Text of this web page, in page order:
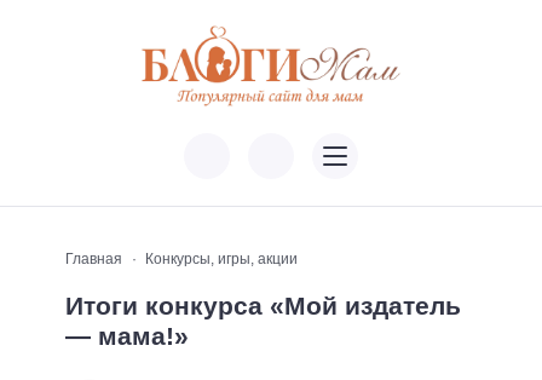
Главная Конкурсы, игры, акции
Итоги конкурса «Мой издатель
— мама!»